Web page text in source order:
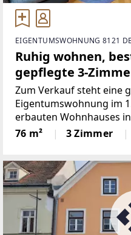
EIGENTUMSWOHNUNG 8121
Ruhig wohnen,
gepflegte 3-
Deutschfeistritz
Zum Verkauf steht eine
Eigentumswohnung im
erbauten Wohnhauses
Wohnlage von
und genießen Sie die
76 m² 3 Zimmer